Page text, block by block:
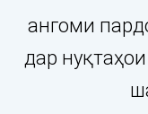
Ҳангоми
дар